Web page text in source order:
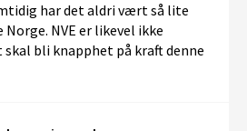
har det aldri vært så lite
NVE er likevel ikke
bli knapphet på kraft denne